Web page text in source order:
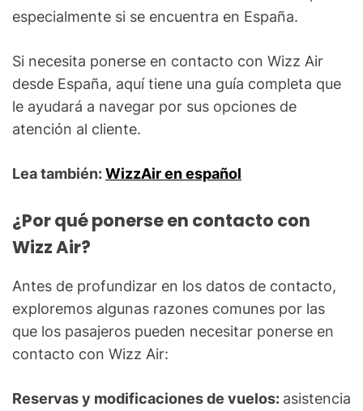
especialmente si se encuentra en España.
Si necesita ponerse en contacto con Wizz Air
desde España, aquí tiene una guía completa que
le ayudará a navegar por sus opciones de
atención al cliente.
Lea también:WizzAir en español
¿Por qué ponerse en contacto con
Wizz Air?
Antes de profundizar en los datos de contacto,
exploremos algunas razones comunes por las
que los pasajeros pueden necesitar ponerse en
contacto con Wizz Air:
Reservas y modificaciones de vuelos: asistencia